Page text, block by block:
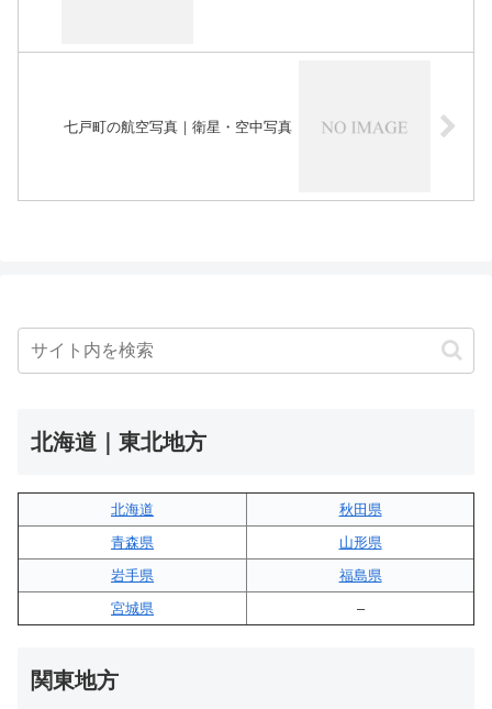
七戸町の航空写真｜衛星・空中写真
北海道｜東北地方
北海道
秋田県
青森県
山形県
岩手県
福島県
宮城県
–
関東地方